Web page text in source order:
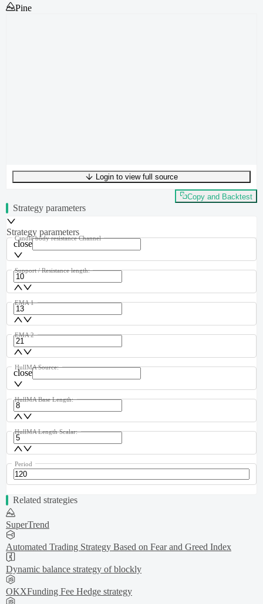
Pine
UTF-8437 bytes57 words0 linesLn 1,Col 0
Login to view full source
Copy and Backtest
Strategy parameters
Strategy parameters
close
Candle body resistance Channel
Support / Resistance length:
EMA 1
EMA 2
close
HullMA Source:
HullMA Base Length:
HullMA Length Scalar:
Period
Related strategies
SuperTrend
Automated Trading Strategy Based on Fear and Greed Index
Dynamic balance strategy of blockly
OKXFunding Fee Hedge strategy